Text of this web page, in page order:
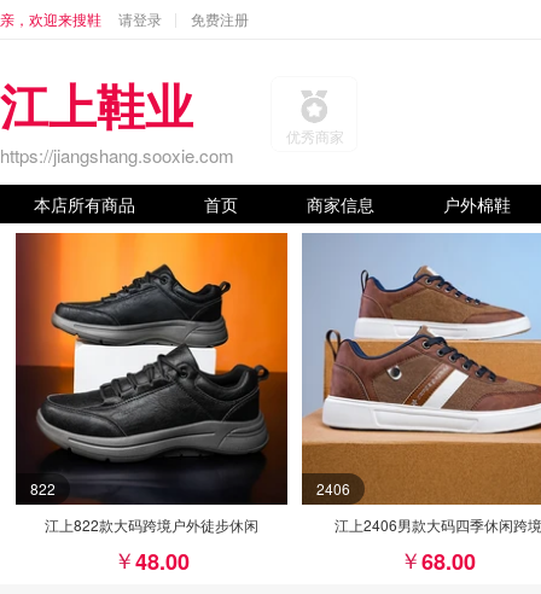
亲，欢迎来搜鞋 请登录 免费注册
江上鞋业
https://jiangshang.sooxie.com
优秀商家
本店所有商品 首页 商家信息 户外棉鞋
822
江上822款大码跨境户外徒步休闲
48.00
2406
江上2406男款大码四季休闲跨境
68.00